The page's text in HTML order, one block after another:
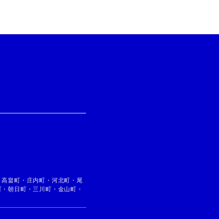
高畠町 ・ 庄内町 ・ 河北町 ・ 尾
・朝日町 ・ 三川町 ・ 金山町 ・